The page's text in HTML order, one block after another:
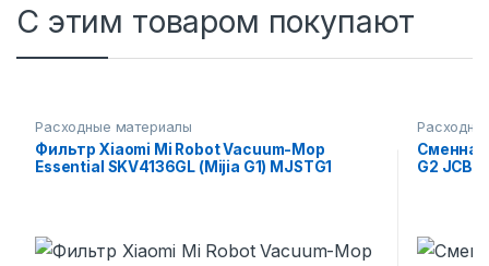
С этим товаром покупают
Расходные материалы
Фильтр Xiaomi Mi Robot Vacuum-Mop
Essential SKV4136GL (Mijia G1) MJSTG1
Сменная
G2 JCB-